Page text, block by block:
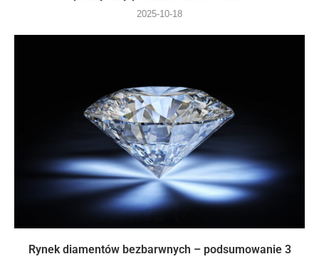
2025-10-18
Rynek diamentów bezbarwnych – podsumowanie 3